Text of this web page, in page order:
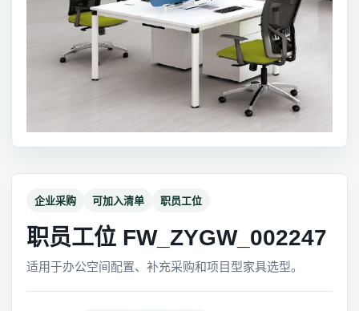
企业采购 可加入清单 职员工位
职员工位 FW_ZYGW_002247
适用于办公空间配置、补充采购和项目型家具选型。